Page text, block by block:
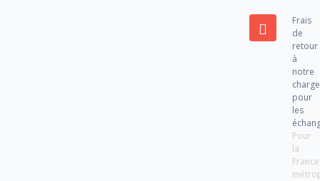
Frais
de
retour
à
notre
charge
pour
les
Pour
la
France